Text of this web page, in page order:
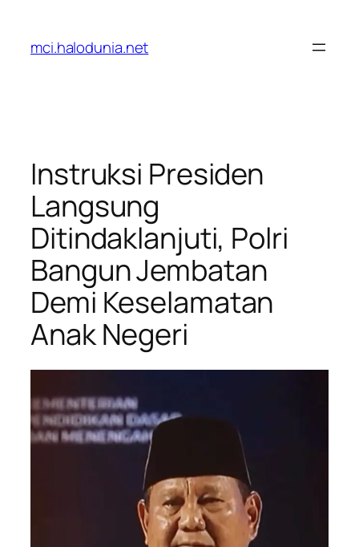
konten
mci.halodunia.net
Instruksi Presiden
Langsung
Ditindaklanjuti, Polri
Bangun Jembatan
Demi Keselamatan
Anak Negeri